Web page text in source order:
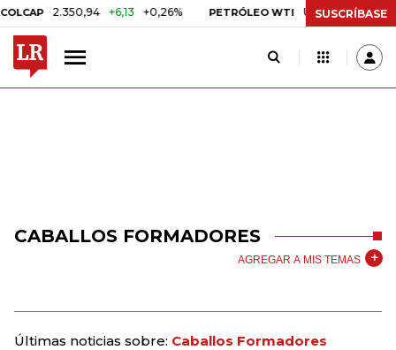
2.350,94 +6,13 +0,26% PETRÓLEO WTI US$ 78,01 US$ 2,92
SUSCRÍBASE
CABALLOS FORMADORES
AGREGAR A MIS TEMAS
Últimas noticias sobre: Caballos Formadores